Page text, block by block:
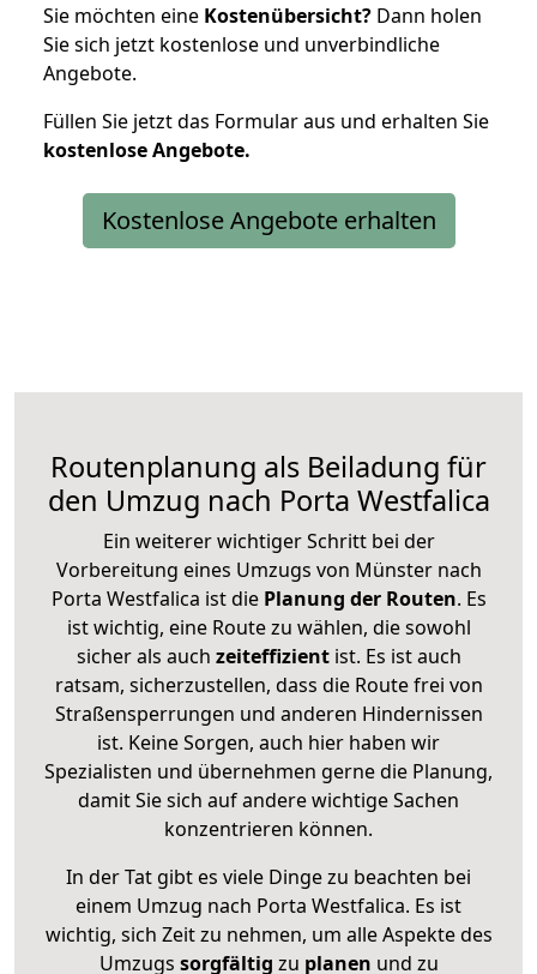
Sie möchten eine Kostenübersicht? Dann holen
Sie sich jetzt kostenlose und unverbindliche
Angebote.
Füllen Sie jetzt das Formular aus und erhalten Sie
kostenloseAngebote.
Kostenlose Angebote erhalten
Routenplanung als Beiladung für
den Umzug nach Porta Westfalica
Ein weiterer wichtiger Schritt bei der
Vorbereitung eines Umzugs von Münster nach
Porta Westfalica ist diePlanung der Routen. Es
ist wichtig, eine Route zu wählen, die sowohl
sicher als auch zeiteffizientist. Es ist auch
ratsam, sicherzustellen, dass die Route frei von
Straßensperrungen und anderen Hindernissen
ist. Keine Sorgen, auch hier haben wir
Spezialisten und übernehmen gerne die Planung,
damit Sie sich auf andere wichtige Sachen
konzentrieren können.
In der Tat gibt es viele Dinge zu beachten bei
einem Umzug nach Porta Westfalica. Es ist
wichtig, sich Zeit zu nehmen, um alle Aspekte des
Umzugs sorgfältig zu planen und zu